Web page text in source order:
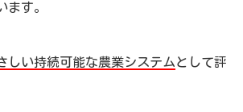
ます。
しい持続可能な農業システムとして評